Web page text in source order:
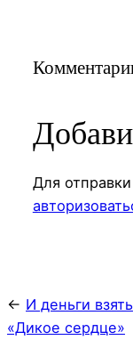
Для
← И деньги
«Дикое сердце»